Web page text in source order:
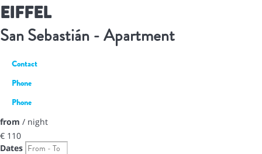
EIFFEL
San Sebastián -Apartment
Contact
Phone
Phone
from / night
€ 110
Dates